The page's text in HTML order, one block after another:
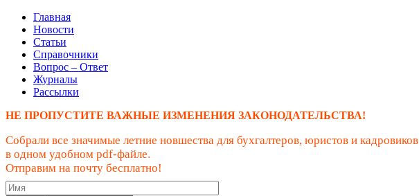
Главная
Новости
Статьи
Справочники
Вопрос – Ответ
Журналы
Рассылки
НЕ ПРОПУСТИТЕ ВАЖНЫЕ ИЗМЕНЕНИЯ ЗАКОНОДАТЕЛЬСТВА!
Собрали все значимые летние новшества для бухгалтеров, юристов и кадровиков
в одном удобном pdf-файле.
Отправим на почту бесплатно!